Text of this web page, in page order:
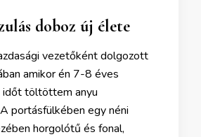
doboz új élete
vezetőként dolgozott
amikor én 7-8 éves
töltöttem anyu
portásfülkében egy néni
horgolótű és fonal,